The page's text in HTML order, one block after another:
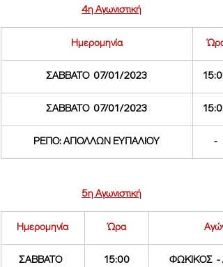
4η Αγωνιστική
Ημερομηνία Ώρα
ΣΑΒΒΑΤΟ  07/01/2023 15:00
ΣΑΒΒΑΤΟ  07/01/2023 15:00
ΡΕΠΟ: ΑΠΟΛΛΩΝ ΕΥΠΑΛΙΟΥ -
5η Αγωνιστική
Ημερομηνία Ώρα
ΣΑΒΒΑΤΟ
15:00
ΦΩΚΙΚΟΣ